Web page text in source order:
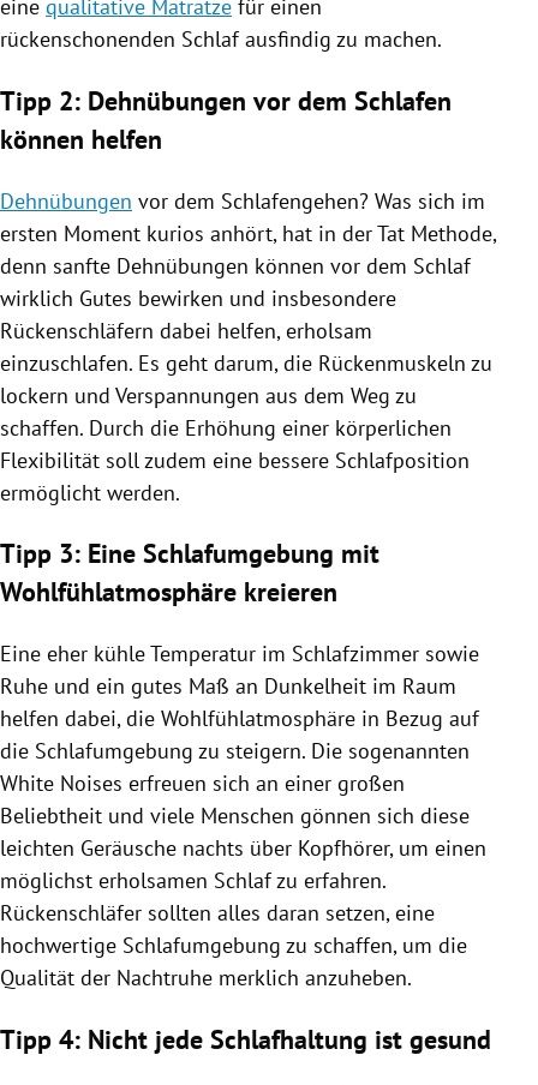
eine qualitative Matratze für einen
rückenschonenden Schlaf ausfindig zu machen.
Tipp 2: Dehnübungen vor dem Schlafen
können helfen
Dehnübungen vor dem Schlafengehen? Was sich im
ersten Moment kurios anhört, hat in der Tat Methode,
denn sanfte Dehnübungen können vor dem Schlaf
wirklich Gutes bewirken und insbesondere
Rückenschläfern dabei helfen, erholsam
einzuschlafen. Es geht darum, die Rückenmuskeln zu
lockern und Verspannungen aus dem Weg zu
schaffen. Durch die Erhöhung einer körperlichen
Flexibilität soll zudem eine bessere Schlafposition
ermöglicht werden.
Tipp 3: Eine Schlafumgebung mit
Wohlfühlatmosphäre kreieren
Eine eher kühle Temperatur im Schlafzimmer sowie
Ruhe und ein gutes Maß an Dunkelheit im Raum
helfen dabei, die Wohlfühlatmosphäre in Bezug auf
die Schlafumgebung zu steigern. Die sogenannten
White Noises erfreuen sich an einer großen
Beliebtheit und viele Menschen gönnen sich diese
leichten Geräusche nachts über Kopfhörer, um einen
möglichst erholsamen Schlaf zu erfahren.
Rückenschläfer sollten alles daran setzen, eine
hochwertige Schlafumgebung zu schaffen, um die
Qualität der Nachtruhe merklich anzuheben.
Tipp 4: Nicht jede Schlafhaltung ist gesund